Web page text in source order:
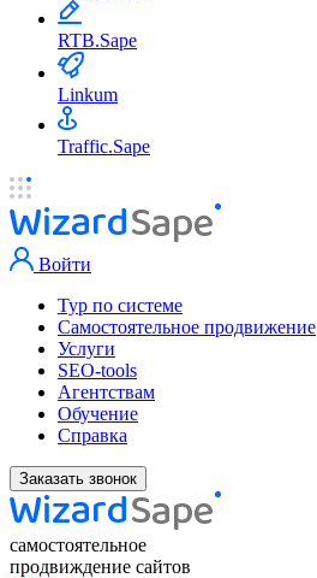
RTB.Sape
Linkum
Traffic.Sape
Войти
Тур по системе
Самостоятельное продвижение
Услуги
SEO-tools
Агентствам
Обучение
Справка
Заказать звонок
самостоятельное
продвиждение сайтов